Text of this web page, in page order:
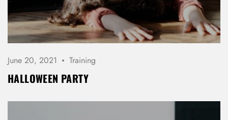
June 20, 2021 Training
HALLOWEEN PARTY